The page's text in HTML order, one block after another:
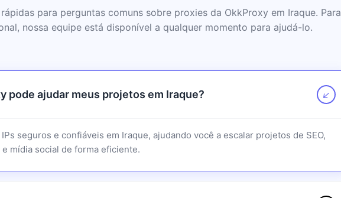
para perguntas comuns sobre proxies da OkkProxy em Iraque. Para
nossa equipe está disponível a qualquer momento para ajudá-lo.
pode ajudar meus projetos em Iraque? ↗
seguros e confiáveis em Iraque, ajudando você a escalar projetos de SEO,
mídia social de forma eficiente.